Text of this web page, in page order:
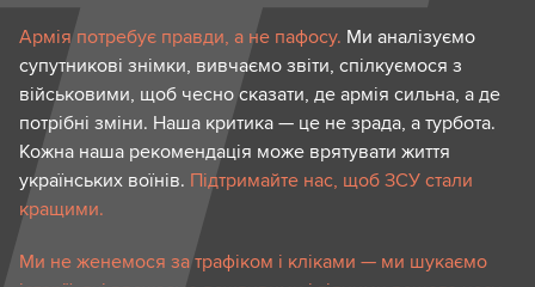
Армія потребує правди, а не пафосу. Ми аналізуємо
супутникові знімки, вивчаємо звіти, спілкуємося з
військовими, щоб чесно сказати, де армія сильна, а де
потрібні зміни. Наша критика — це не зрада, а турбота.
Кожна наша рекомендація може врятувати життя
українських воїнів. Підтримайте нас, щоб ЗСУ стали
кращими.
Ми не женемося за трафіком і кліками — ми шукаємо